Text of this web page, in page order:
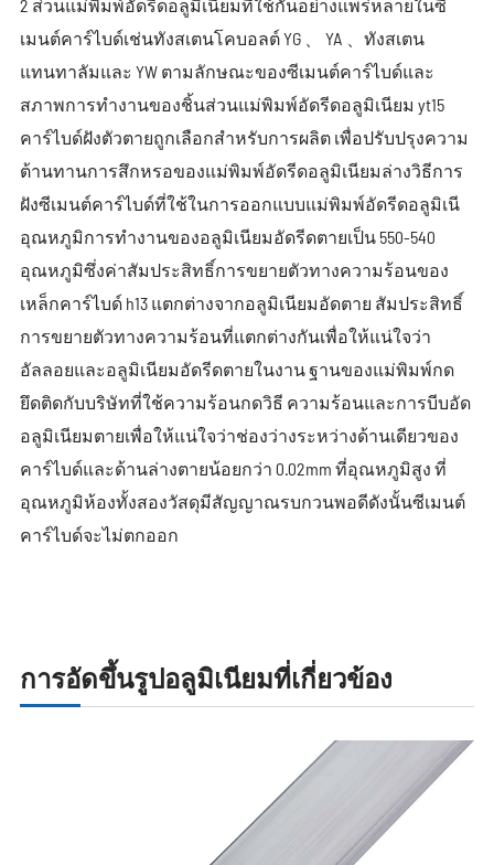
2 ส่วนแม่พิมพ์อัดรีดอลูมิเนียมที่ใช้กันอย่างแพร่หลายในซี
เมนต์คาร์ไบด์เช่นทังสเตนโคบอลต์ YG 、 YA 、ทังสเตน
แทนทาลัมและ YW ตามลักษณะของซีเมนต์คาร์ไบด์และ
สภาพการทำงานของชิ้นส่วนแม่พิมพ์อัดรีดอลูมิเนียม yt15
คาร์ไบด์ฝังตัวตายถูกเลือกสำหรับการผลิต เพื่อปรับปรุงความ
ต้านทานการสึกหรอของแม่พิมพ์อัดรีดอลูมิเนียมล่างวิธีการ
ฝังซีเมนต์คาร์ไบด์ที่ใช้ในการออกแบบแม่พิมพ์อัดรีดอลูมิเนี
อุณหภูมิการทำงานของอลูมิเนียมอัดรีดตายเป็น 550-540
อุณหภูมิซึ่งค่าสัมประสิทธิ์การขยายตัวทางความร้อนของ
เหล็กคาร์ไบด์ h13 แตกต่างจากอลูมิเนียมอัดตาย สัมประสิทธิ์
การขยายตัวทางความร้อนที่แตกต่างกันเพื่อให้แน่ใจว่า
อัลลอยและอลูมิเนียมอัดรีดตายในงาน ฐานของแม่พิมพ์กด
ยึดติดกับบริษัทที่ใช้ความร้อนกดวิธี ความร้อนและการบีบอัด
อลูมิเนียมตายเพื่อให้แน่ใจว่าช่องว่างระหว่างด้านเดียวของ
คาร์ไบด์และด้านล่างตายน้อยกว่า 0.02mm ที่อุณหภูมิสูง ที่
อุณหภูมิห้องทั้งสองวัสดุมีสัญญาณรบกวนพอดีดังนั้นซีเมนต์
คาร์ไบด์จะไม่ตกออก
การอัดขึ้นรูปอลูมิเนียมที่เกี่ยวข้อง